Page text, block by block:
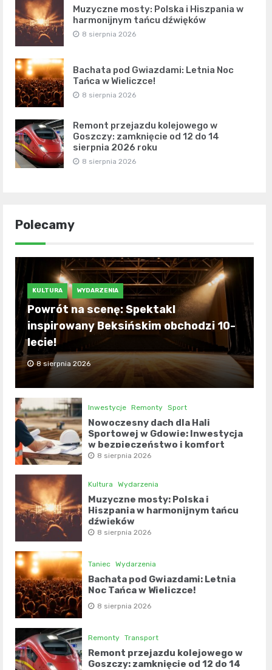
Muzyczne mosty: Polska i Hiszpania w
harmonijnym tańcu dźwięków
8 sierpnia 2026
Bachata pod Gwiazdami: Letnia Noc
Tańca w Wieliczce!
8 sierpnia 2026
Remont przejazdu kolejowego w
Goszczy: zamknięcie od 12 do 14
sierpnia 2026 roku
8 sierpnia 2026
Polecamy
KULTURA WYDARZENIA
Powrót na scenę: Spektakl
inspirowany Beksińskim obchodzi 10-
lecie!
8 sierpnia 2026
Inwestycje Remonty Sport
Nowoczesny dach dla Hali
Sportowej w Gdowie: Inwestycja
w bezpieczeństwo i komfort
8 sierpnia 2026
Kultura Wydarzenia
Muzyczne mosty: Polska i
Hiszpania w harmonijnym tańcu
dźwięków
8 sierpnia 2026
Taniec Wydarzenia
Bachata pod Gwiazdami: Letnia
Noc Tańca w Wieliczce!
8 sierpnia 2026
Remonty Transport
Remont przejazdu kolejowego w
Goszczy: zamknięcie od 12 do 14